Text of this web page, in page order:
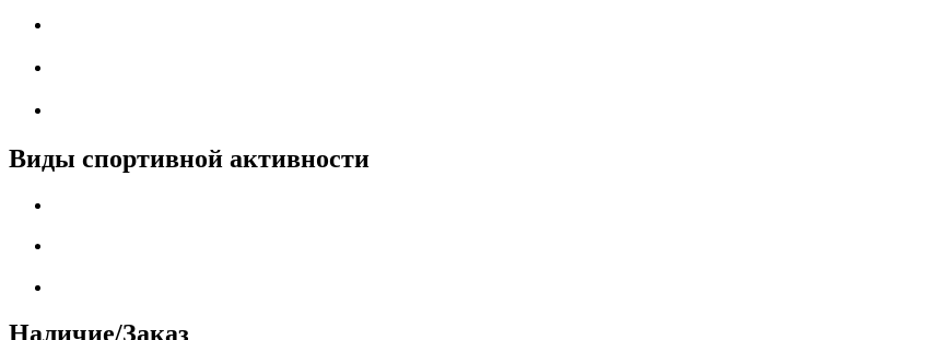
Виды спортивной активности
Наличие/Заказ